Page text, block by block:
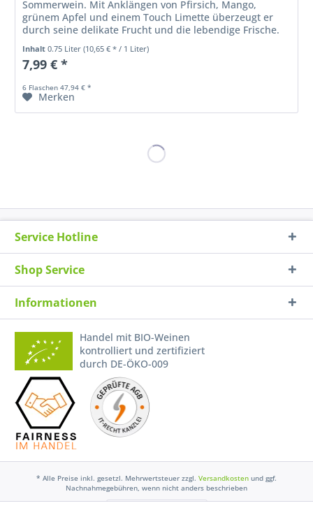
Sommerwein. Mit Anklängen von Pfirsich, Mango,
grünem Apfel und einem Touch Limette überzeugt er
durch seine delikate Frucht und die lebendige Frische.
Am Gaumen ist er wunderbar...
Inhalt0.75 Liter(10,65 € * / 1 Liter)
7,99 € *
6 Flaschen 47,94 € *
Merken
Service Hotline
Shop Service
Informationen
Handel mit BIO-Weinen
kontrolliert und zertifiziert
durch DE-ÖKO-009
* Alle Preise inkl. gesetzl. Mehrwertsteuer zzgl. Versandkosten und ggf.
Nachnahmegebühren, wenn nicht anders beschrieben